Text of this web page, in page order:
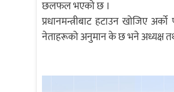
छलफल भएको छ ।
प्रधानमन्त्रीबाट हटाउन खोजिए
नेताहरूको अनुमान के छ भने अध्यक्ष तथा